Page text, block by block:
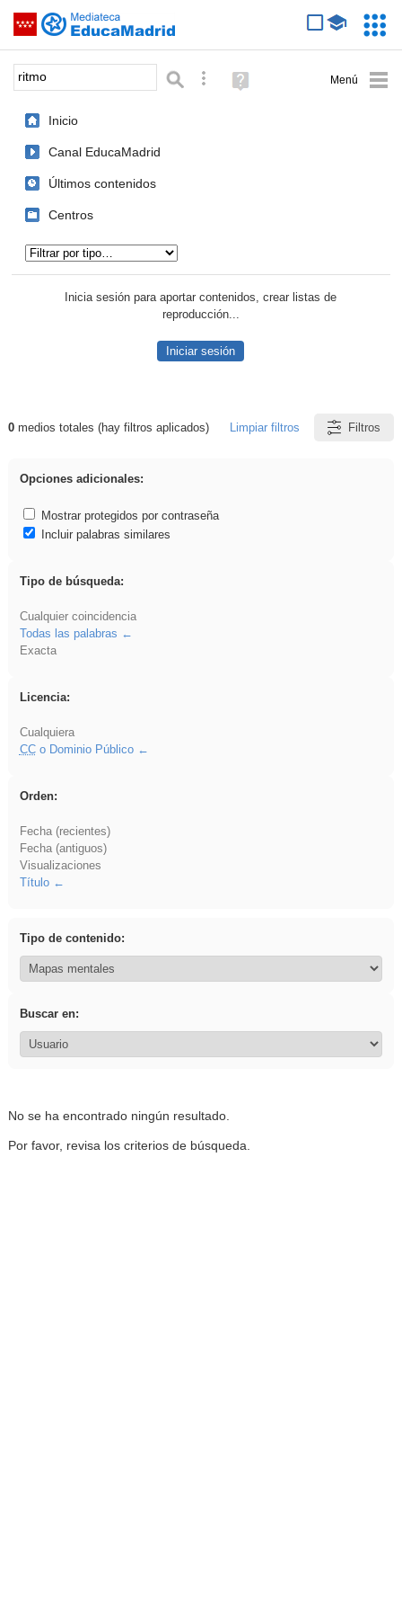
Saltar navegación
Palabra o frase: Búsqueda avanzada
Ayuda
(en
Inicio
Canal EducaMadrid
Últimos contenidos
Centros
Inicia sesión para aportar contenidos, crear listas de
reproducción...
Iniciar sesión
Resultados de: ritmo
0medios totales (hay filtros aplicados) Limpiar filtros Filtros
Opciones adicionales:
Mostrar protegidos por contraseña
Incluir palabras similares
Tipo de búsqueda:
Cualquier coincidencia
Todas las palabras
Exacta
Licencia:
Cualquiera
CCo Dominio Público
Orden:
Fecha (recientes)
Fecha (antiguos)
Visualizaciones
Título
Tipo de contenido:
Buscar en:
No se ha encontrado ningún resultado.
Por favor, revisa los criterios de búsqueda.